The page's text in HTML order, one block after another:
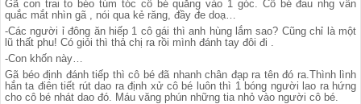
Gã con trai to béo túm tóc cô bé quăng vào 1 góc. Cô bé đau nhg vẫn
quắc mắt nhìn gã , nói qua kẻ răng, đầy đe doạ…
-Các người ỉ đông ăn hiếp 1 cô gái thì anh hùng lắm sao? Cũng chỉ là một
lũ thất phu! Có giỏi thì thả chị ra rồi mình đánh tay đôi đi .
-Con khốn này…
Gã béo định đánh tiếp thì cô bé đã nhanh chân đạp ra tên đó ra.Thình lình
hắn ta điên tiết rút dao ra định xử cô bé luôn thì 1 bóng người lao ra hứng
cho cô bé nhát dao đó. Máu văng phún những tia nhỏ vào người cô bé.